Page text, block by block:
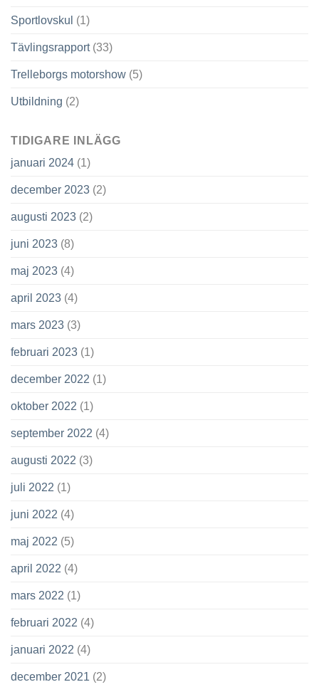
Sportlovskul (1)
Tävlingsrapport(33)
Trelleborgs motorshow (5)
Utbildning (2)
TIDIGARE INLÄGG
januari 2024 (1)
december 2023 (2)
augusti 2023 (2)
juni 2023 (8)
maj 2023 (4)
april 2023 (4)
mars 2023 (3)
februari 2023 (1)
december 2022 (1)
oktober 2022 (1)
september 2022 (4)
augusti 2022 (3)
juli 2022 (1)
juni 2022 (4)
maj 2022 (5)
april 2022 (4)
mars 2022 (1)
februari 2022 (4)
januari 2022 (4)
december 2021 (2)